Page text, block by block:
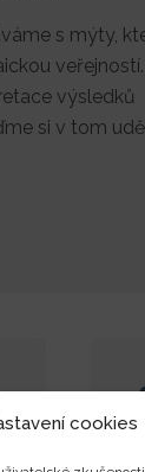
cookies
s mýty,
veřejností.
výsledků
si v tom